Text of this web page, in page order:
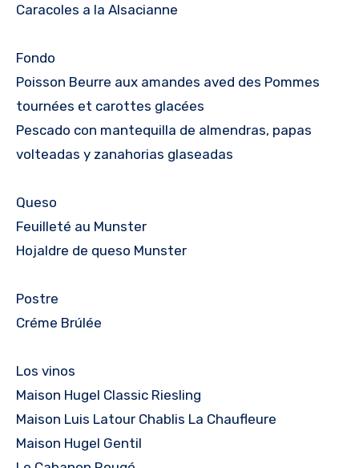
Caracoles a la Alsacianne
Fondo
Poisson Beurre aux amandes aved des Pommes
tournées et carottes glacées
Pescado con mantequilla de almendras, papas
volteadas y zanahorias glaseadas
Queso
Feuilleté au Munster
Hojaldre de queso Munster
Postre
Créme Brúlée
Los vinos
Maison Hugel Classic Riesling
Maison Luis Latour Chablis La Chaufleure
Maison Hugel Gentil